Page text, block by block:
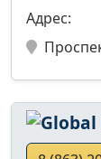
Адрес: